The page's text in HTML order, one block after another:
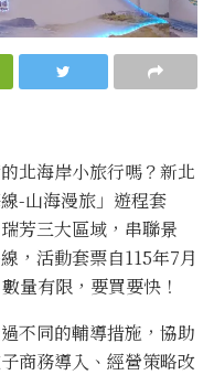
北海岸小旅行嗎？新北
-山海漫旅」遊程套
芳三大區域，串聯景
，活動套票自115年7月
量有限，要買要快！
不同的輔導措施，協助
商務導入、經營策略改